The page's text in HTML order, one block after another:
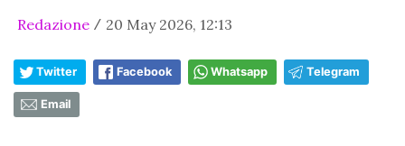
Redazione / 20 May 2026, 12:13
Twitter Facebook Whatsapp Telegram
Email